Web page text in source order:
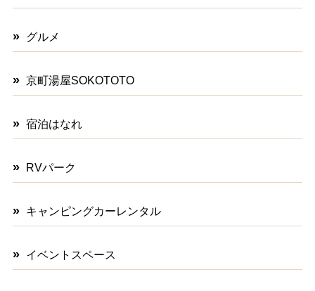
グルメ
京町湯屋SOKOTOTO
宿泊はなれ
RVパーク
キャンピングカーレンタル
イベントスペース